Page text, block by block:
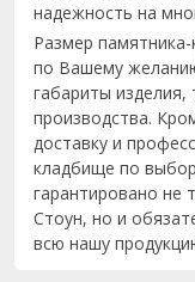
надежность на
Размер
по Вашему
габариты изделия,
производства.
доставку и
кладбище по
гарантировано не
Стоун, но и
всю нашу